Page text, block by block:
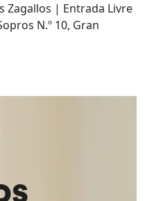
Zagallos | Entrada Livre
N.º 10, Gran